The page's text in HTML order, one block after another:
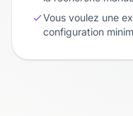
Vous voulez une
configuration